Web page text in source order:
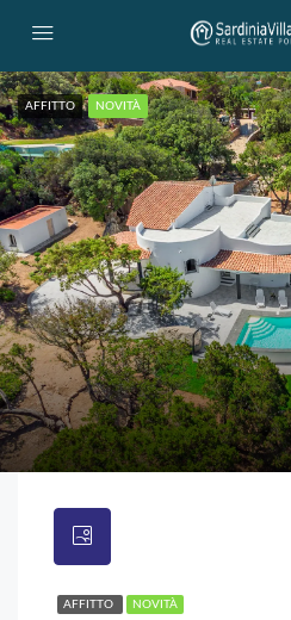
AFFITTO NOVITÀ
AFFITTO NOVITÀ